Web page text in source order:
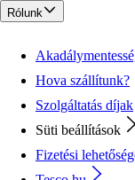
Rólunk
Hova szállítunk?
Szolgáltatás díjak
Süti beállítások
Fizetési